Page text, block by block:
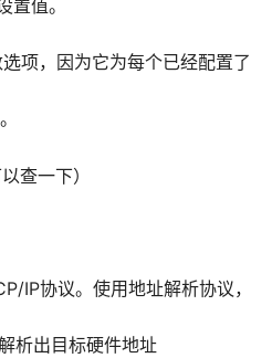
值。
项，因为它为每个已经配置了
查一下）
IP协议。使用地址解析协议，
析出目标硬件地址